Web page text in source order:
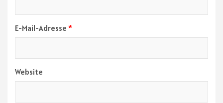
E-Mail-Adresse *
Website